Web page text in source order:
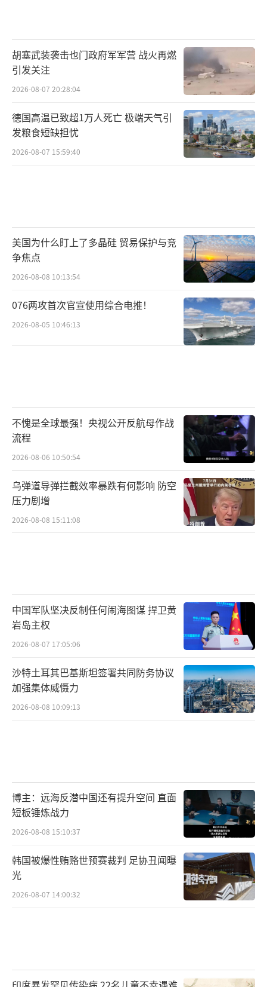
胡塞武装袭击也门政府军军营 战火再燃
引发关注
2026-08-07 20:28:04
德国高温已致超1万人死亡 极端天气引
发粮食短缺担忧
2026-08-07 15:59:40
美国为什么盯上了多晶硅 贸易保护与竞
争焦点
2026-08-08 10:13:54
076两攻首次官宣使用综合电推！
2026-08-05 10:46:13
不愧是全球最强！央视公开反航母作战
流程
2026-08-06 10:50:54
乌弹道导弹拦截效率暴跌有何影响 防空
压力剧增
2026-08-08 15:11:08
中国军队坚决反制任何闹海图谋 捍卫黄
岩岛主权
2026-08-07 17:05:06
沙特土耳其巴基斯坦签署共同防务协议
加强集体威慑力
2026-08-08 10:09:13
博主：远海反潜中国还有提升空间 直面
短板锤炼战力
2026-08-08 15:10:37
韩国被爆性贿赂世预赛裁判 足协丑闻曝
光
2026-08-07 14:00:32